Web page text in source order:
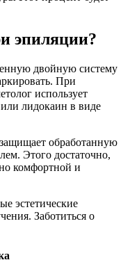
эпиляции?
двойную систему
При
использует
лидокаин в виде
обработанную
Этого достаточно,
комфортной и
эстетические
Заботиться о